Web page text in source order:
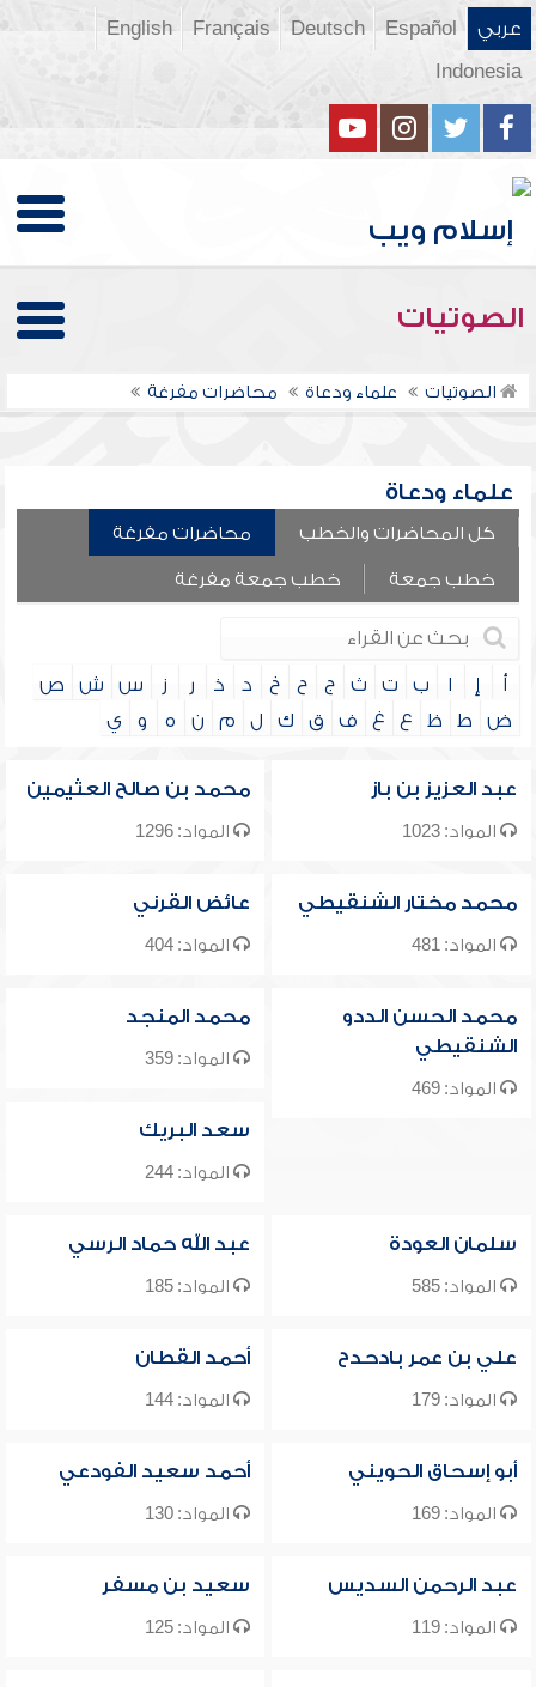
عربي Español
Deutsch
Français
English
Indonesia
الصوتيات
الصوتيات علماء ودعاة محاضرات مفرغة
علماء ودعاة
كل المحاضرات والخطب محاضرات مفرغة
خطب جمعة خطب جمعة مفرغة
أ إ ا ب ت ث ج ح خ د ذ ر ز س ش
ص
ض
ط ظ ع غ ف ق ك ل م ن ه و ي
عبد العزيز بن باز
المواد: 1023
محمد بن صالح العثيمين
المواد: 1296
محمد مختار الشنقيطي
المواد: 481
عائض القرني
المواد: 404
محمد الحسن الددو
الشنقيطي
المواد: 469
محمد المنجد
المواد: 359
سعد البريك
المواد: 244
سلمان العودة
المواد: 585
عبد الله حماد الرسي
المواد: 185
علي بن عمر بادحدح
المواد: 179
أحمد القطان
المواد: 144
أبو إسحاق الحويني
المواد: 169
أحمد سعيد الفودعي
المواد: 130
عبد الرحمن السديس
المواد: 119
سعيد بن مسفر
المواد: 125